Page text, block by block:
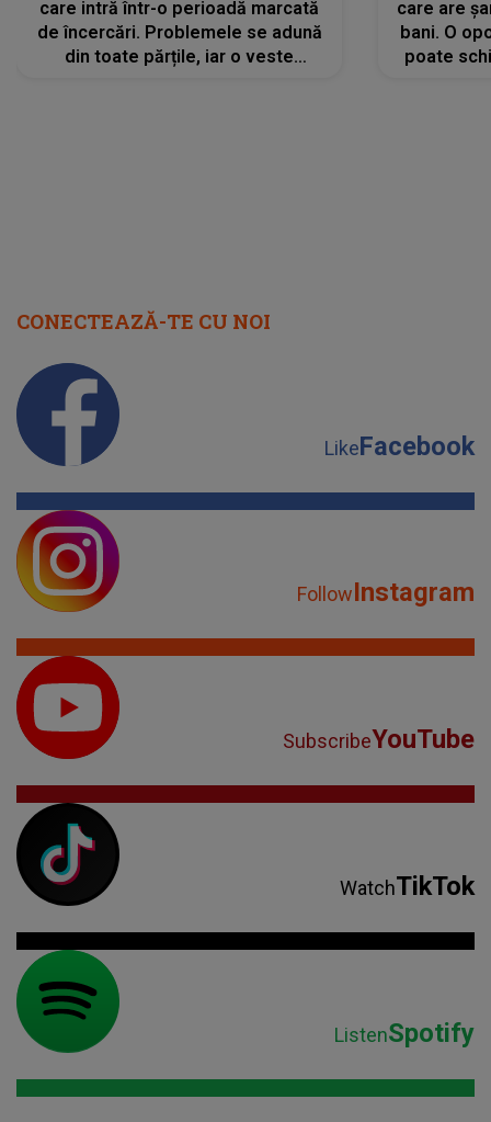
care intră într-o perioadă marcată
de încercări. Problemele se adună
din toate părțile, iar o veste
care are
bani. O
poate
CONECTEAZĂ-TE CU NOI
LikeFacebook
FollowInstagram
SubscribeYouTube
WatchTikTok
ListenSpotify